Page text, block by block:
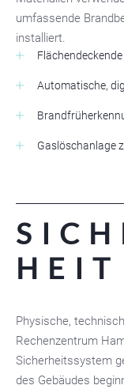
umfassende
installiert.
Automatische,
Gaslöschanlage
HEIT
Physische,
Rechenzentrum
Sicherheitssystem
des Gebäudes